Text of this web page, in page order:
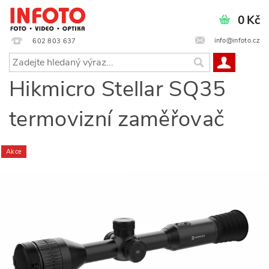
602 803 637 info@infoto.cz
0 Kč
Hikmicro Stellar SQ35
termovizní zaměřovač
Akce